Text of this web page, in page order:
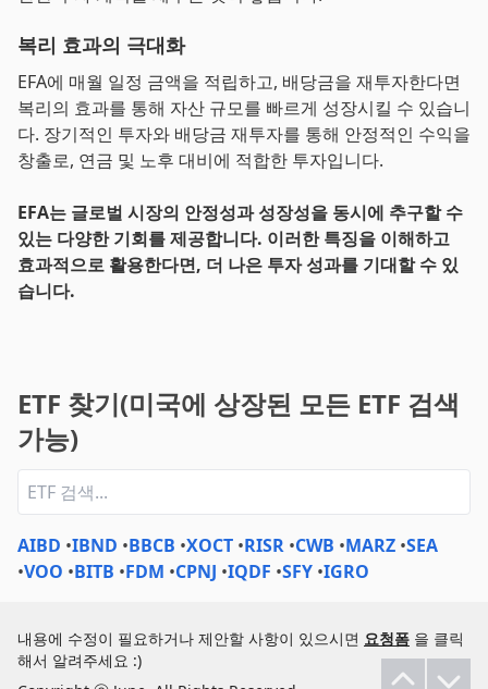
복리 효과의 극대화
EFA에 매월 일정 금액을 적립하고, 배당금을 재투자한다면
복리의 효과를 통해 자산 규모를 빠르게 성장시킬 수 있습니
다. 장기적인 투자와 배당금 재투자를 통해 안정적인 수익을
창출로, 연금 및 노후 대비에 적합한 투자입니다.
EFA는 글로벌 시장의 안정성과 성장성을 동시에 추구할 수
있는 다양한 기회를 제공합니다. 이러한 특징을 이해하고
효과적으로 활용한다면, 더 나은 투자 성과를 기대할 수 있
습니다.
ETF 찾기(미국에 상장된 모든 ETF 검색
가능)
AIBD •IBND •BBCB •XOCT •RISR •CWB •MARZ •SEA
•VOO •BITB •FDM •CPNJ •IQDF •SFY •IGRO
내용에 수정이 필요하거나 제안할 사항이 있으시면 요청폼 을 클릭
해서 알려주세요 :)